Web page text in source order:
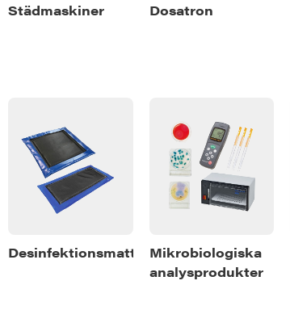
Städmaskiner Dosatron
DesinfektionsmattorMikrobiologiska
analysprodukter